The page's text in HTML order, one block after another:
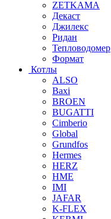
ZETKAMA
Декаст
Джилекс
Ридан
Тепловодомер
Формат
Котлы
ALSO
Baxi
BROEN
BUGATTI
Cimberio
Global
Grundfos
Hermes
HERZ
HME
IMI
JAFAR
K-FLEX